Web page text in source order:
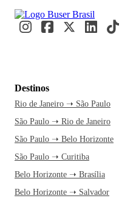
Destinos
Rio de Janeiro ➝ São Paulo
São Paulo ➝ Rio de Janeiro
São Paulo ➝ Belo Horizonte
São Paulo ➝ Curitiba
Belo Horizonte ➝ Brasília
Belo Horizonte ➝ Salvador